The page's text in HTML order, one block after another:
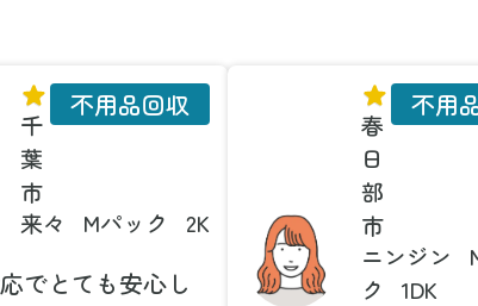
千
葉
市
来々
Mパック 2K
不用品回収
でとても安心し
春
日
部
市
ニンジン
ク
1DK
不用